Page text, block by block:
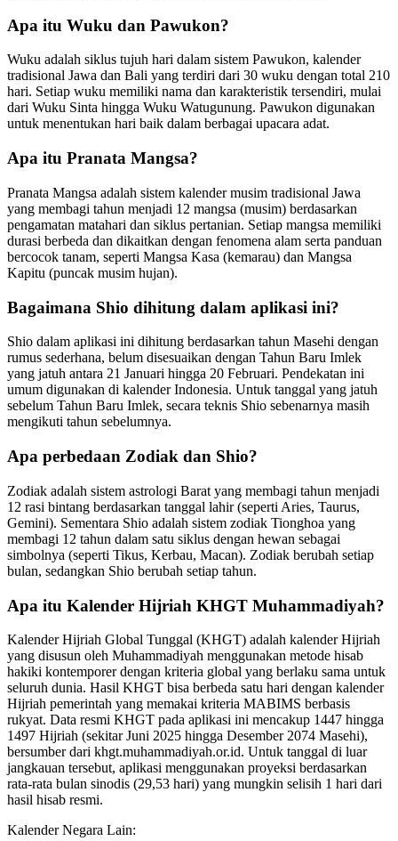
Apa itu Wuku dan Pawukon?
Wuku adalah siklus tujuh hari dalam sistem Pawukon, kalender
tradisional Jawa dan Bali yang terdiri dari 30 wuku dengan total 210
hari. Setiap wuku memiliki nama dan karakteristik tersendiri, mulai
dari Wuku Sinta hingga Wuku Watugunung. Pawukon digunakan
untuk menentukan hari baik dalam berbagai upacara adat.
Apa itu Pranata Mangsa?
Pranata Mangsa adalah sistem kalender musim tradisional Jawa
yang membagi tahun menjadi 12 mangsa (musim) berdasarkan
pengamatan matahari dan siklus pertanian. Setiap mangsa memiliki
durasi berbeda dan dikaitkan dengan fenomena alam serta panduan
bercocok tanam, seperti Mangsa Kasa (kemarau) dan Mangsa
Kapitu (puncak musim hujan).
Bagaimana Shio dihitung dalam aplikasi ini?
Shio dalam aplikasi ini dihitung berdasarkan tahun Masehi dengan
rumus sederhana, belum disesuaikan dengan Tahun Baru Imlek
yang jatuh antara 21 Januari hingga 20 Februari. Pendekatan ini
umum digunakan di kalender Indonesia. Untuk tanggal yang jatuh
sebelum Tahun Baru Imlek, secara teknis Shio sebenarnya masih
mengikuti tahun sebelumnya.
Apa perbedaan Zodiak dan Shio?
Zodiak adalah sistem astrologi Barat yang membagi tahun menjadi
12 rasi bintang berdasarkan tanggal lahir (seperti Aries, Taurus,
Gemini). Sementara Shio adalah sistem zodiak Tionghoa yang
membagi 12 tahun dalam satu siklus dengan hewan sebagai
simbolnya (seperti Tikus, Kerbau, Macan). Zodiak berubah setiap
bulan, sedangkan Shio berubah setiap tahun.
Apa itu Kalender Hijriah KHGT Muhammadiyah?
Kalender Hijriah Global Tunggal (KHGT) adalah kalender Hijriah
yang disusun oleh Muhammadiyah menggunakan metode hisab
hakiki kontemporer dengan kriteria global yang berlaku sama untuk
seluruh dunia. Hasil KHGT bisa berbeda satu hari dengan kalender
Hijriah pemerintah yang memakai kriteria MABIMS berbasis
rukyat. Data resmi KHGT pada aplikasi ini mencakup 1447 hingga
1497 Hijriah (sekitar Juni 2025 hingga Desember 2074 Masehi),
bersumber dari khgt.muhammadiyah.or.id. Untuk tanggal di luar
jangkauan tersebut, aplikasi menggunakan proyeksi berdasarkan
rata-rata bulan sinodis (29,53 hari) yang mungkin selisih 1 hari dari
hasil hisab resmi.
Kalender Negara Lain: